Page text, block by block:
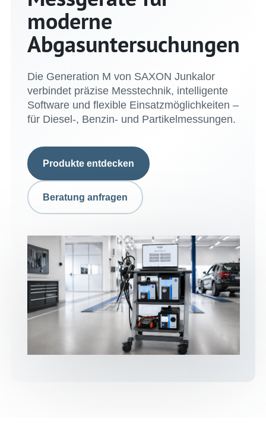
moderne
Abgasuntersuchungen
Die Generation M von SAXON Junkalor
verbindet präzise Messtechnik, intelligente
Software und flexible Einsatzmöglichkeiten –
für Diesel-, Benzin- und Partikelmessungen.
Produkte entdecken
Beratung anfragen